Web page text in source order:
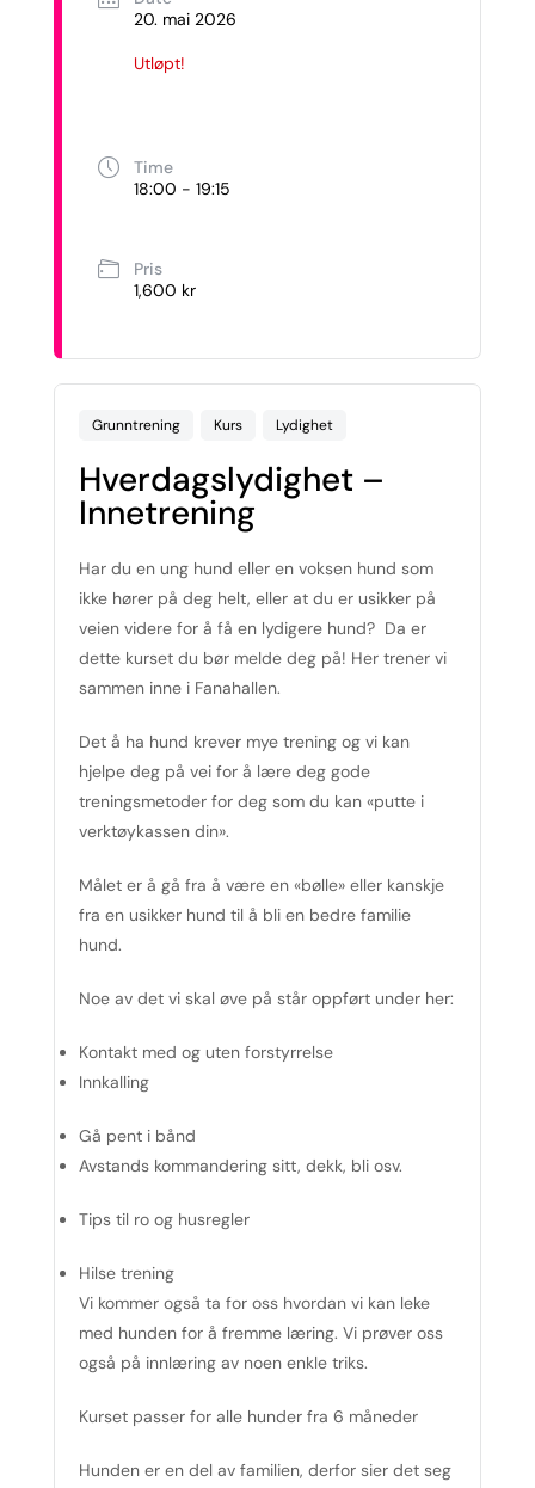
20. mai 2026
Utløpt!
Time
18:00 - 19:15
Pris
1,600 kr
Grunntrening Kurs Lydighet
Hverdagslydighet –
Innetrening
Har du en ung hund eller en voksen hund som
ikke hører på deg helt, eller at du er usikker på
veien videre for å få en lydigere hund? Da er
dette kurset du bør melde deg på! Her trener vi
sammen inne i Fanahallen.
Det å ha hund krever mye trening og vi kan
hjelpe deg på vei for å lære deg gode
treningsmetoder for deg som du kan «putte i
verktøykassen din».
Målet er å gå fra å være en «bølle» eller kanskje
fra en usikker hund til å bli en bedre familie
hund.
Noe av det vi skal øve på står oppført under her:
Kontakt med og uten forstyrrelse
Innkalling
Gå pent i bånd
Avstands kommandering sitt, dekk, bli osv.
Tips til ro og husregler
Hilse trening
Vi kommer også ta for oss hvordan vi kan leke
med hunden for å fremme læring. Vi prøver oss
også på innlæring av noen enkle triks.
Kurset passer for alle hunder fra 6 måneder
Hunden er en del av familien, derfor sier det seg